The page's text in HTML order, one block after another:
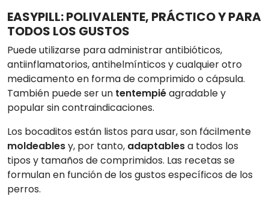
EASYPILL: POLIVALENTE, PRÁCTICO Y PARA
TODOS LOS GUSTOS
Puede utilizarse para administrar antibióticos,
antiinflamatorios, antihelmínticos y cualquier otro
medicamento en forma de comprimido o cápsula.
También puede ser un tentempiéagradable y
popular sin contraindicaciones.
Los bocaditos están listos para usar, son fácilmente
moldeablesy, por tanto, adaptablesa todos los
tipos y tamaños de comprimidos. Las recetas se
formulan en función de los gustos específicos de los
perros.